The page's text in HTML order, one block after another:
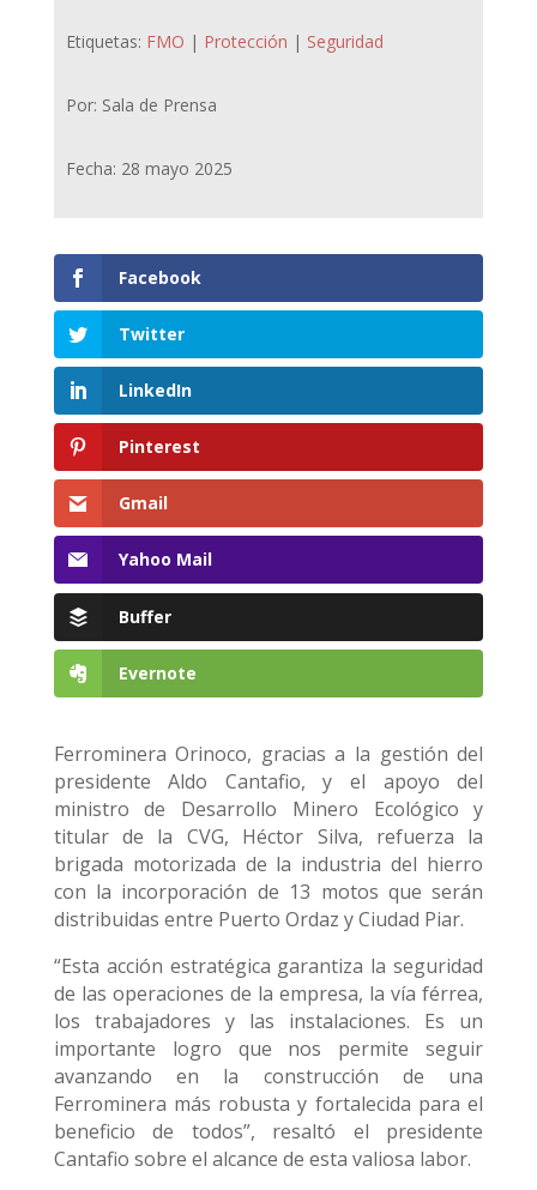
Etiquetas: FMO | Protección | Seguridad
Por: Sala de Prensa
Fecha: 28 mayo 2025
Facebook
Twitter
LinkedIn
Pinterest
Gmail
Yahoo Mail
Buffer
Evernote
Ferrominera Orinoco, gracias a la gestión del
presidente Aldo Cantafio, y el apoyo del
ministro de Desarrollo Minero Ecológico y
titular de la CVG, Héctor Silva, refuerza la
brigada motorizada de la industria del hierro
con la incorporación de 13 motos que serán
distribuidas entre Puerto Ordaz y Ciudad Piar.
“Esta acción estratégica garantiza la seguridad
de las operaciones de la empresa, la vía férrea,
los trabajadores y las instalaciones. Es un
importante logro que nos permite seguir
avanzando en la construcción de una
Ferrominera más robusta y fortalecida para el
beneficio de todos”, resaltó el presidente
Cantafio sobre el alcance de esta valiosa labor.